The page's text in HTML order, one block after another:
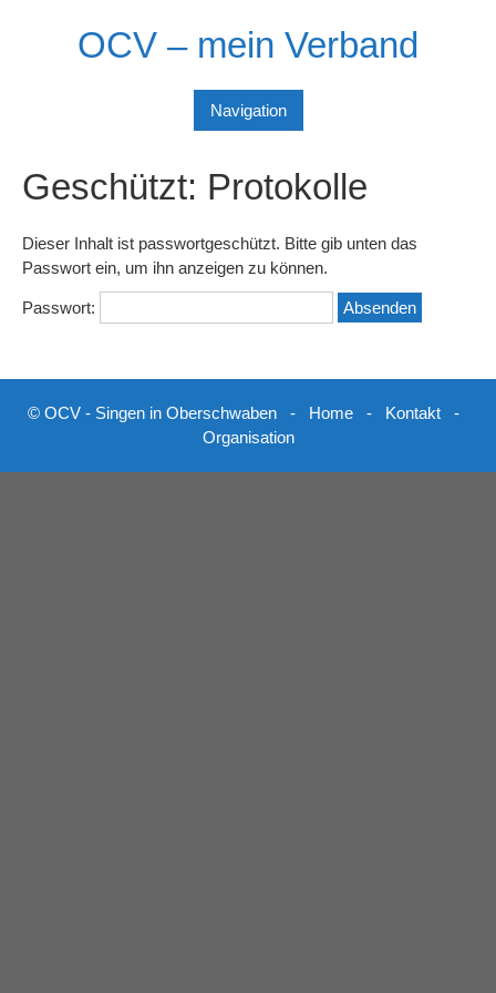
OCV – mein Verband
Navigation
Geschützt: Protokolle
Dieser Inhalt ist passwortgeschützt. Bitte gib unten das
Passwort ein, um ihn anzeigen zu können.
Passwort:
© OCV - Singen in Oberschwaben - Home - Kontakt -
Organisation